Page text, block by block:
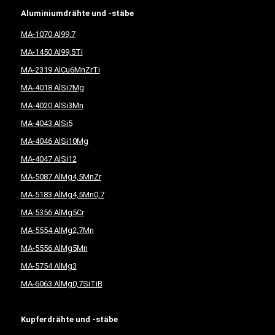
Aluminiumdrähte und -stäbe
MA-1070 Al99,7
MA-1450 Al99,5Ti
MA-2319 AlCu6MnZrTi
MA-4018 AlSi7Mg
MA-4020 AlSi3Mn
MA-4043 AlSi5
MA-4046 AlSi10Mg
MA-4047 AlSi12
MA-5087 AlMg4,5MnZr
MA-5183 AlMg4,5Mn0,7
MA-5356 AlMg5Cr
MA-5554 AlMg2,7Mn
MA-5556 AlMg5Mn
MA-5754 AlMg3
MA-6063 AlMg0,7SiTiB
Kupferdrähte und -stäbe